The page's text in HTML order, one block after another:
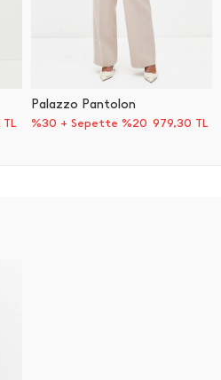
TL
Palazzo Pantolon
%30 + Sepette %20 979,30 TL